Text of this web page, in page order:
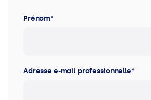
Prénom*
Adresse e-mail professionnelle*